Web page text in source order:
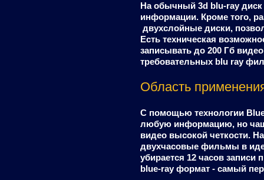
На обычный 3d blu-ray
информации. Кроме того,
двухслойные диски,
Есть техническая
записывать до 200 Гб
требовательных blu ray
Область
С помощью технологии
любую информацию, но
видео высокой четкости.
двухчасовые фильмы в
убирается 12 часов записи
blue-ray формат - самый